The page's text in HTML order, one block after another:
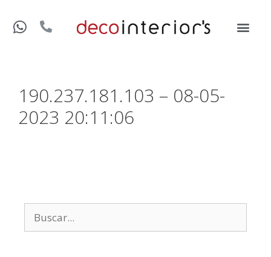
190.237.181.103 – 08-05-
2023 20:11:06